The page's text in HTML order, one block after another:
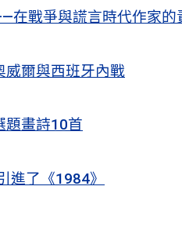
在戰爭與謊言時代作家的
威爾與西班牙內戰
題畫詩10首
進了《1984》